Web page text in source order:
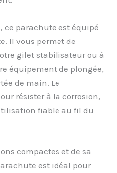
ce parachute est équipé
Il vous permet de
gilet stabilisateur ou à
équipement de plongée,
de main. Le
résister à la corrosion,
fiable au fil du
compactes et de sa
est idéal pour